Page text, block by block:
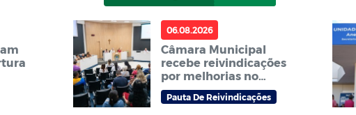
06.08.2026
Câmara Municipal
recebe reivindicações
por melhorias no
transporte escolar e na
carga horária dos ACS
Pauta De Reivindicações